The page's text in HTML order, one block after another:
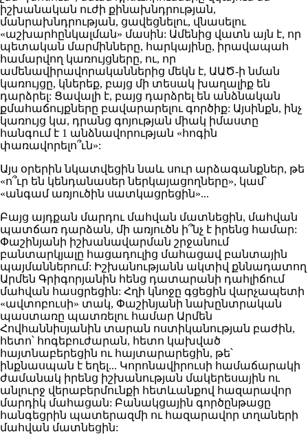
իշխանական ուժի քինախնդրության,
մանրախնդրության, ցավեցնելու, վնասելու
«աշխարհընկալման» մասին: Ամենից վատն այն է, որ
պետական մարմինները, հարկայինը, իրավապահ
համարվող կառույցները, ու, որ
ամենավիրավորականներից մեկն է, ԱԱԾ-ի նման
կառույցը, կներեք, բայց մի տեսակ խաղալիք են
դարձրել: Ցավալի է, բայց դարձրել են անձնական
քմահաճույքները բավարարելու գործիք: Այսինքն, ինչ
կառույց կա, դրանց գոյության միակ իմաստը
հանգում է 1 անձնավորության «հոգին
փառավորելո՞ւն»:
Այս օրերին նկատվեցին նաև սուր արձագանքներ, թե
«ո՞ւր են կենդանասեր ներկայացողները», կամ՝
«անգամ առյուծին սատկացրեցին»...
Բայց այդքան մարդու մահվան մատնեցին, մահվան
պատճառ դարձան, մի առյուծն ի՞նչ է իրենց համար:
Փաշինյանի իշխանավարման շրջանում
բանտարկյալը հացադուլից մահացավ բանտային
պայմաններում: Իշխանությանն ակտիվ քննադատող
Արմեն Գրիգորյանին հենց դատարանի դահլիճում
մահվան հասցրեցին: Հղի կնոջը գցեցին վարչապետի
«ավտոբուսի» տակ, Փաշինյանի նախընտրական
պաստառը պատռելու համար Արմեն
Հովհաննիսյանին տարան ոստիկանության բաժին,
հետո՝ հոգեբուժարան, հետո կախված
հայտնաբերեցին ու հայտարարեցին, թե՝
ինքնասպան է եղել... Կորոնավիրուսի համաճարակի
ժամանակ իրենց իշխանության մակերեսային ու
անլուրջ վերաբերմունքի հետևանքով հազարավոր
մարդիկ մահացան: Բանակցային գործընթացը
հանգեցրին պատերազմի ու հազարավոր տղաների
մահվան մատնեցին: